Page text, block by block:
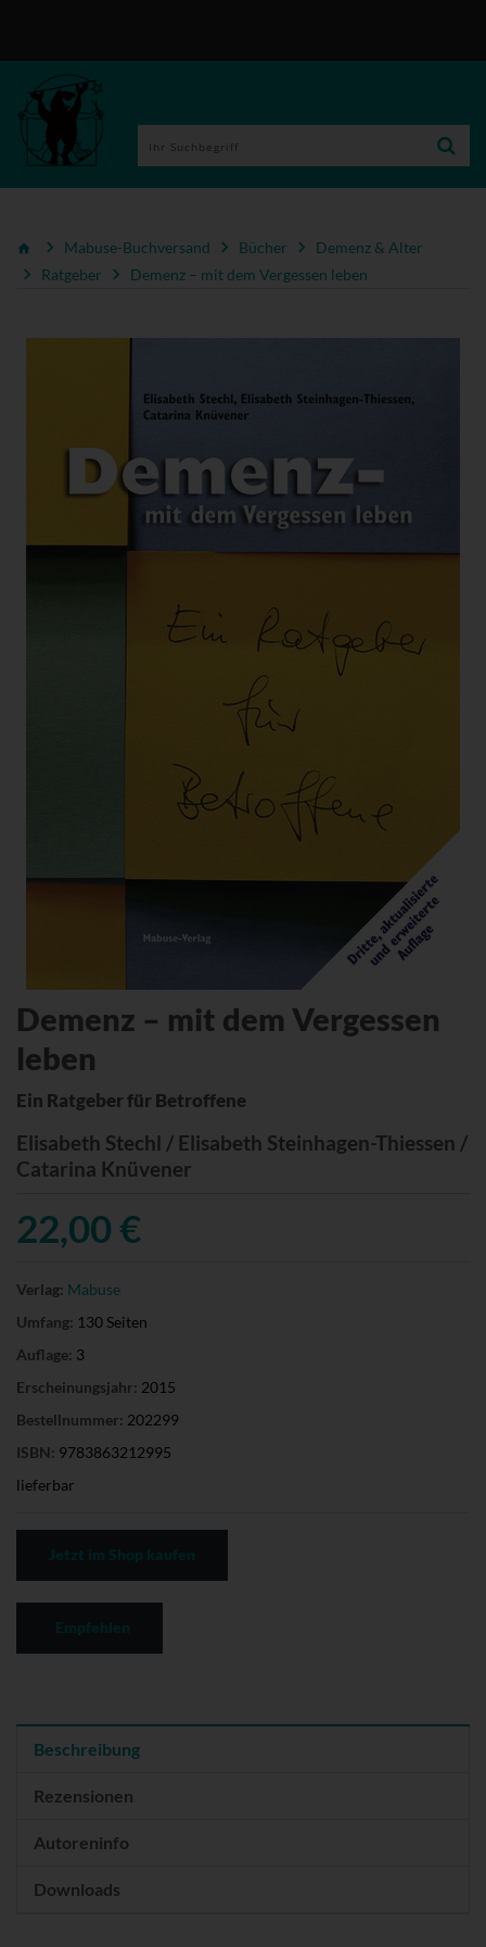
Mabuse-Buchversand Bücher
Demenz & Alter
Ratgeber
Demenz – mit dem Vergessen leben
Demenz – mit dem Vergessen
leben
Ein Ratgeber für Betroffene
Elisabeth Stechl / Elisabeth Steinhagen-Thiessen /
Catarina Knüvener
22,00 €
Verlag: Mabuse
Umfang: 130 Seiten
Auflage: 3
Erscheinungsjahr: 2015
Bestellnummer: 202299
ISBN: 9783863212995
lieferbar
Beschreibung
Rezensionen
Autoreninfo
Downloads